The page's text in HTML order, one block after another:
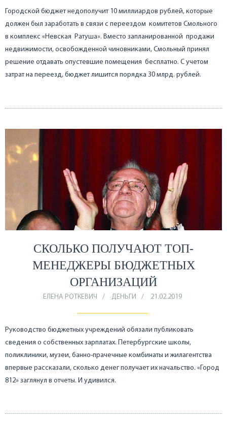
Городской бюджет недополучит 10 миллиардов рублей, которые
должен был заработать в связи с переездом комитетов Смольного
в комплекс «Невская Ратуша». Вместо запланированной продажи
недвижимости, освобожденной чиновниками, Смольный принял
решение отдавать опустевшие помещения бесплатно. С учетом
затрат на переезд, бюджет лишится порядка 30 млрд. рублей.
СКОЛЬКО ПОЛУЧАЮТ ТОП-
МЕНЕДЖЕРЫ БЮДЖЕТНЫХ
ОРГАНИЗАЦИЙ
ЕЛЕНА РОТКЕВИЧ ДЕНЬГИ 21.02.2019
Руководство бюджетных учреждений обязали публиковать
сведения о собственных зарплатах. Петербургские школы,
поликлиники, музеи, банно-прачечные комбинаты и жилагентства
впервые рассказали, сколько денег получает их начальство. «Город
812» заглянул в отчеты. И удивился.